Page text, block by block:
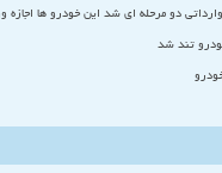
دو مرحله ای شد این خودرو ها اجازه
تند شد